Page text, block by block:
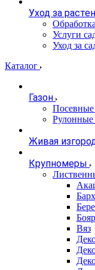
Уход за
Услуги
Уход за
Каталог
Газон
Посевные
Рулонные
Живая
Крупномеры
Вяз